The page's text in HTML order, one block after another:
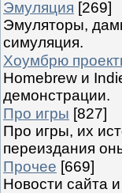
Эмуляция [269]
Эмуляторы,
симуляция.
Хоумбрю
Homebrew и
демонстрации.
Про игры [827]
Про игры, их
переиздания
Прочее [669]
Новости сайта